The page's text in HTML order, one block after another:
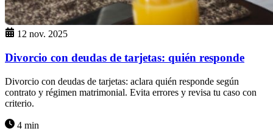
12 nov. 2025
Divorcio con deudas de tarjetas: quién responde
Divorcio con deudas de tarjetas: aclara quién responde según
contrato y régimen matrimonial. Evita errores y revisa tu caso con
criterio.
4 min